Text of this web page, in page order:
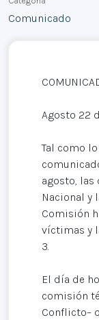
Comunicado
Agosto 22
Tal como
agosto, las
Nacional y
Comisión
víctimas y
3.
El día de
comisión
Conflicto–